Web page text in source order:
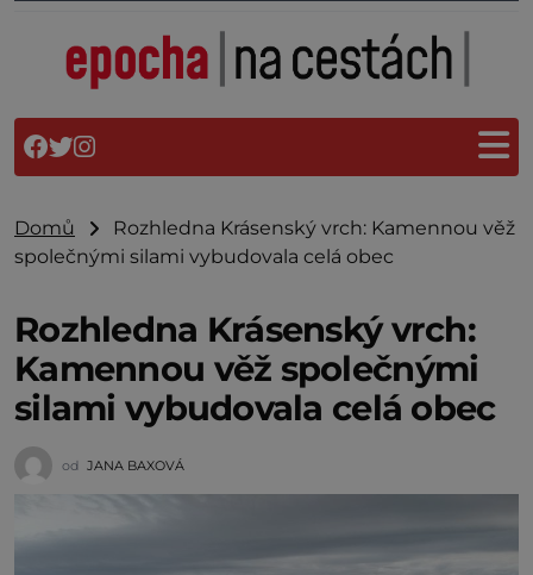
Domů
Rozhledna Krásenský vrch: Kamennou věž
společnými silami vybudovala celá obec
Rozhledna Krásenský vrch:
Kamennou věž společnými
silami vybudovala celá obec
od JANA BAXOVÁ